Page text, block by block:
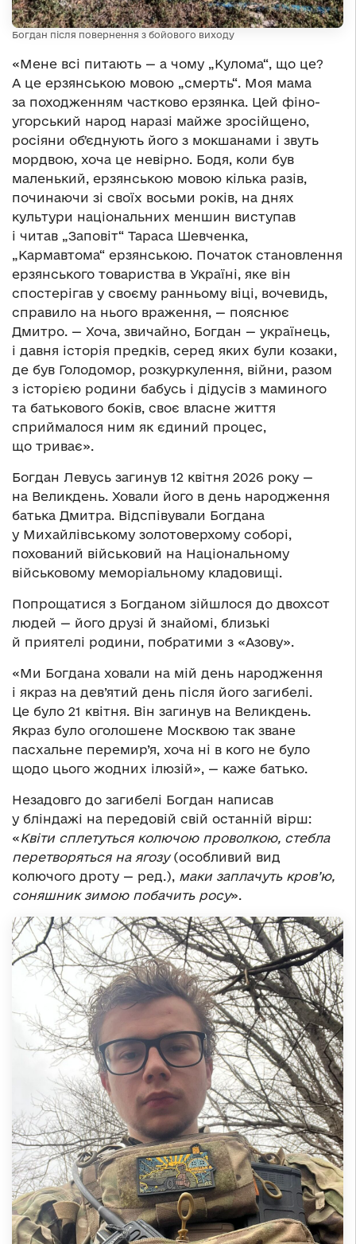
Богдан після повернення з бойового виходу
«Мене всі питають — а чому „Кулома“, що це?
А це ерзянською мовою „смерть“. Моя мама
за походженням частково ерзянка. Цей фіно-
угорський народ наразі майже зросійщено,
росіяни обʼєднують його з мокшанами і звуть
мордвою, хоча це невірно. Бодя, коли був
маленький, ерзянською мовою кілька разів,
починаючи зі своїх восьми років, на днях
культури національних меншин виступав
і читав „Заповіт“ Тараса Шевченка,
„Кармавтома“ ерзянською. Початок становлення
ерзянського товариства в Україні, яке він
спостерігав у своєму ранньому віці, вочевидь,
справило на нього враження, — пояснює
Дмитро. — Хоча, звичайно, Богдан — українець,
і давня історія предків, серед яких були козаки,
де був Голодомор, розкуркулення, війни, разом
з історією родини бабусь і дідусів з маминого
та батькового боків, своє власне життя
сприймалося ним як єдиний процес,
що триває».
Богдан Левусь загинув 12 квітня 2026 року —
на Великдень. Ховали його в день народження
батька Дмитра. Відспівували Богдана
у Михайлівському золотоверхому соборі,
похований військовий на Національному
військовому меморіальному кладовищі.
Попрощатися з Богданом зійшлося до двохсот
людей — його друзі й знайомі, близькі
й приятелі родини, побратими з «Азову».
«Ми Богдана ховали на мій день народження
і якраз на дев’ятий день після його загибелі.
Це було 21 квітня. Він загинув на Великдень.
Якраз було оголошене Москвою так зване
пасхальне перемир’я, хоча ні в кого не було
щодо цього жодних ілюзій», — каже батько.
Незадовго до загибелі Богдан написав
у бліндажі на передовій свій останній вірш:
«Квіти сплетуться колючою проволкою, стебла
перетворяться на ягозу(особливий вид
колючого дроту — ред.), маки заплачуть кров’ю,
соняшник зимою побачить росу».